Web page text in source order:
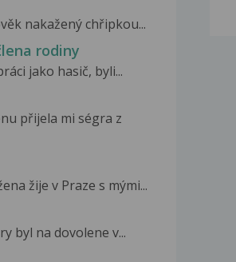
nakažený chřipkou...
rodiny
jako hasič, byli...
přijela mi ségra z
žije v Praze s mými...
byl na dovolene v...